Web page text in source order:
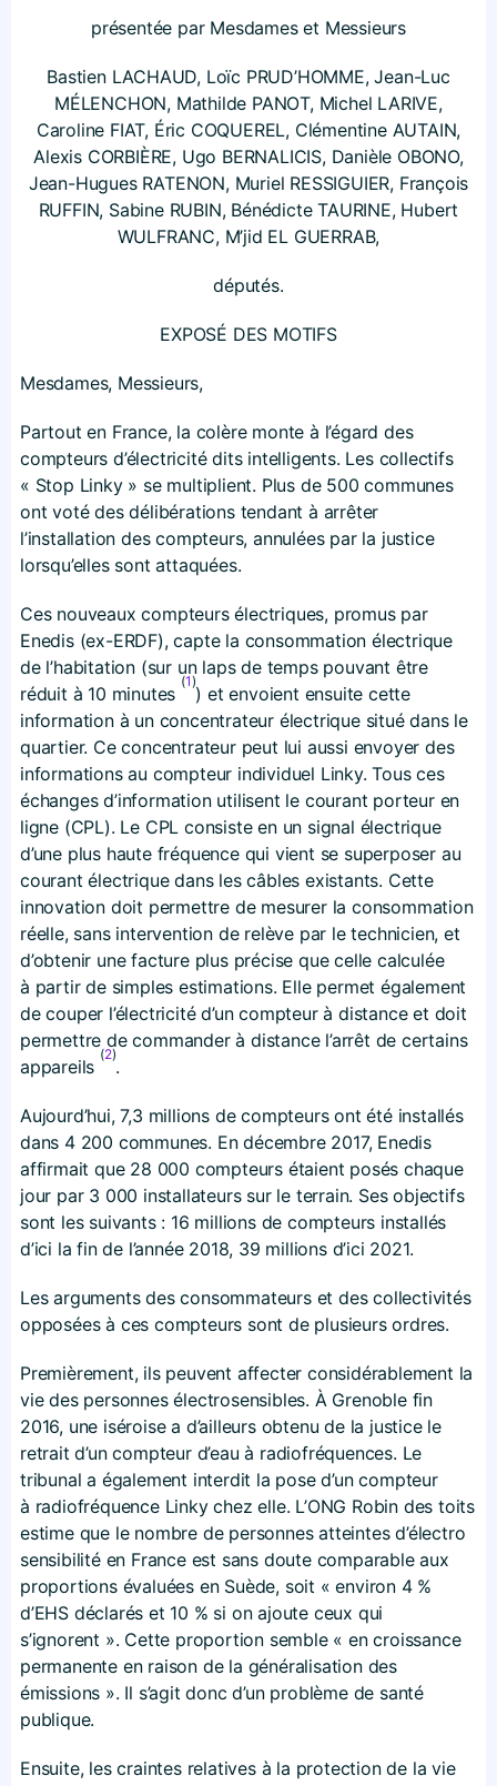
présentée par Mesdames et Messieurs
Bastien LACHAUD, Loïc PRUD’HOMME, Jean-Luc
MÉLENCHON, Mathilde PANOT, Michel LARIVE,
Caroline FIAT, Éric COQUEREL, Clémentine AUTAIN,
Alexis CORBIÈRE, Ugo BERNALICIS, Danièle OBONO,
Jean-Hugues RATENON, Muriel RESSIGUIER, François
RUFFIN, Sabine RUBIN, Bénédicte TAURINE, Hubert
WULFRANC, M’jid EL GUERRAB,
députés.
EXPOSÉ DES MOTIFS
Mesdames, Messieurs,
Partout en France, la colère monte à l’égard des
compteurs d’électricité dits intelligents. Les collectifs
« Stop Linky » se multiplient. Plus de 500 communes
ont voté des délibérations tendant à arrêter
l’installation des compteurs, annulées par la justice
lorsqu’elles sont attaquées.
Ces nouveaux compteurs électriques, promus par
Enedis (ex-ERDF), capte la consommation électrique
de l’habitation (sur un laps de temps pouvant être
réduit à 10 minutes
(1)
) et envoient ensuite cette
information à un concentrateur électrique situé dans le
quartier. Ce concentrateur peut lui aussi envoyer des
informations au compteur individuel Linky. Tous ces
échanges d’information utilisent le courant porteur en
ligne (CPL). Le CPL consiste en un signal électrique
d’une plus haute fréquence qui vient se superposer au
courant électrique dans les câbles existants. Cette
innovation doit permettre de mesurer la consommation
réelle, sans intervention de relève par le technicien, et
d’obtenir une facture plus précise que celle calculée
à partir de simples estimations. Elle permet également
de couper l’électricité d’un compteur à distance et doit
permettre de commander à distance l’arrêt de certains
appareils
(2)
.
Aujourd’hui, 7,3 millions de compteurs ont été installés
dans 4 200 communes. En décembre 2017, Enedis
affirmait que 28 000 compteurs étaient posés chaque
jour par 3 000 installateurs sur le terrain. Ses objectifs
sont les suivants : 16 millions de compteurs installés
d’ici la fin de l’année 2018, 39 millions d’ici 2021.
Les arguments des consommateurs et des collectivités
opposées à ces compteurs sont de plusieurs ordres.
Premièrement, ils peuvent affecter considérablement la
vie des personnes électrosensibles. À Grenoble fin
2016, une iséroise a d’ailleurs obtenu de la justice le
retrait d’un compteur d’eau à radiofréquences. Le
tribunal a également interdit la pose d’un compteur
à radiofréquence Linky chez elle. L’ONG Robin des toits
estime que le nombre de personnes atteintes d’électro
sensibilité en France est sans doute comparable aux
proportions évaluées en Suède, soit « environ 4 %
d’EHS déclarés et 10 % si on ajoute ceux qui
s’ignorent ». Cette proportion semble « en croissance
permanente en raison de la généralisation des
émissions ». Il s’agit donc d’un problème de santé
publique.
Ensuite, les craintes relatives à la protection de la vie